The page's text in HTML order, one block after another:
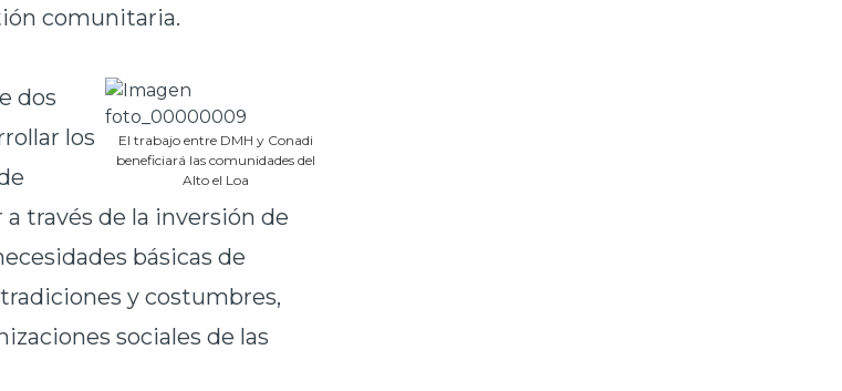
comunitaria.
El trabajo entre DMH y Conadi
beneficiará las comunidades del
Alto el Loa
dos
los
través de la inversión de
básicas de
y costumbres,
sociales de las